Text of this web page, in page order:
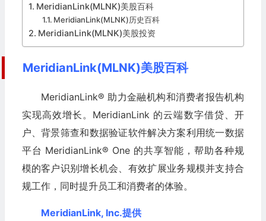
MeridianLink(MLNK)美股百科
MeridianLink(MLNK)历史百科
MeridianLink(MLNK)美股投资
MeridianLink(MLNK)美股百科
MeridianLink® 助力金融机构和消费者报告机构
实现高效增长。MeridianLink 的云端数字借贷、开
户、背景筛查和数据验证软件解决方案利用统一数据
平台 MeridianLink® One 的共享智能，帮助各种规
模的客户识别增长机会、有效扩展业务规模并支持合
规工作，同时提升员工和消费者的体验。
MeridianLink, Inc.提供